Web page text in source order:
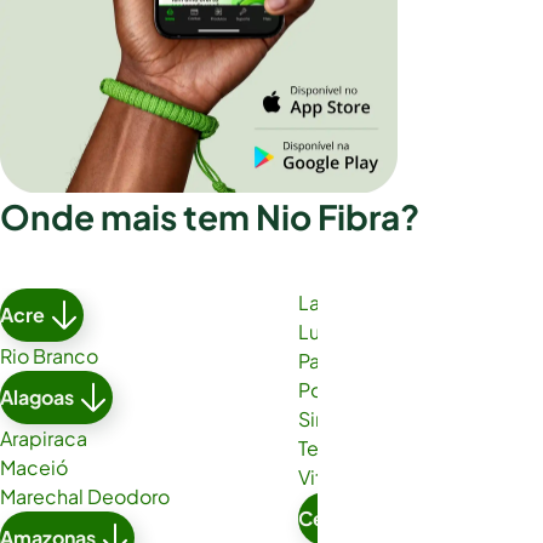
Onde mais tem Nio Fibra?
Acre
Rio Branco
Alagoas
Arapiraca
Maceió
Marechal Deodoro
Lauro de Freitas
Luís Eduardo Magalhães
Paulo Afonso
Porto Seguro
Simões Filho
Teixeira de Freitas
Vitória da Conquista
Ceará